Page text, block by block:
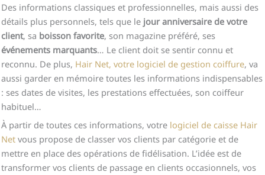
Des informations classiques et professionnelles, mais aussi des
détails plus personnels, tels que le jour anniversaire de votre
client, sa boisson favorite, son magazine préféré, ses
événements marquants… Le client doit se sentir connu et
reconnu. De plus, Hair Net, votre logiciel de gestion coiffure, va
aussi garder en mémoire toutes les informations indispensables
: ses dates de visites, les prestations effectuées, son coiffeur
habituel…
À partir de toutes ces informations, votre logiciel de caisse Hair
Net vous propose de classer vos clients par catégorie et de
mettre en place des opérations de fidélisation. L’idée est de
transformer vos clients de passage en clients occasionnels, vos